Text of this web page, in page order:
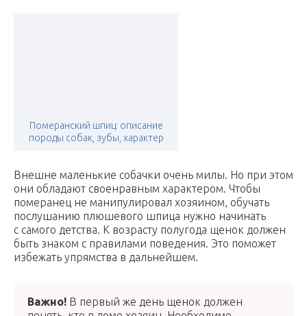
Померанский шпиц: описание
породы собак, зубы, характер
Внешне маленькие собачки очень милы. Но при этом
они обладают своенравным характером. Чтобы
померанец не манипулировал хозяином, обучать
послушанию плюшевого шпица нужно начинать
с самого детства. К возрасту полугода щенок должен
быть знаком с правилами поведения. Это поможет
избежать упрямства в дальнейшем.
Важно! В первый же день щенок должен